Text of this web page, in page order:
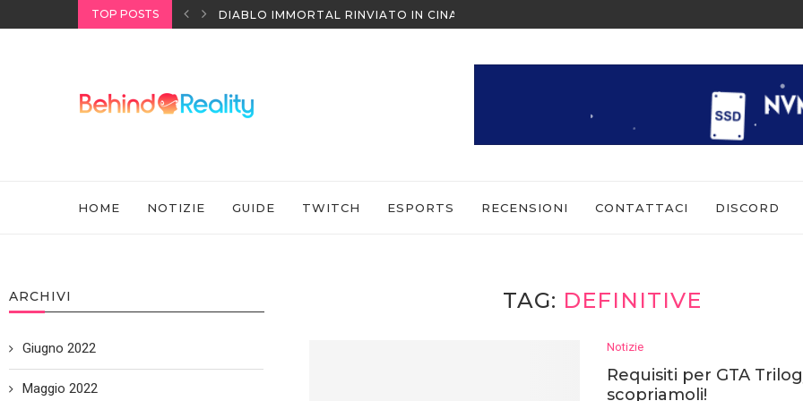
TOP POSTS
SONY DIABLO IMMORTAL RINVIATO IN CINA ALL’ULTIMO MOMENTO
HOME NOTIZIE GUIDE TWITCH ESPORTS RECENSIONI CONTATTACI DISCORD
TAG: DEFINITIVE
Notizie
Requisiti per GTA
scopriamoli!
ARCHIVI
Giugno 2022
Maggio 2022